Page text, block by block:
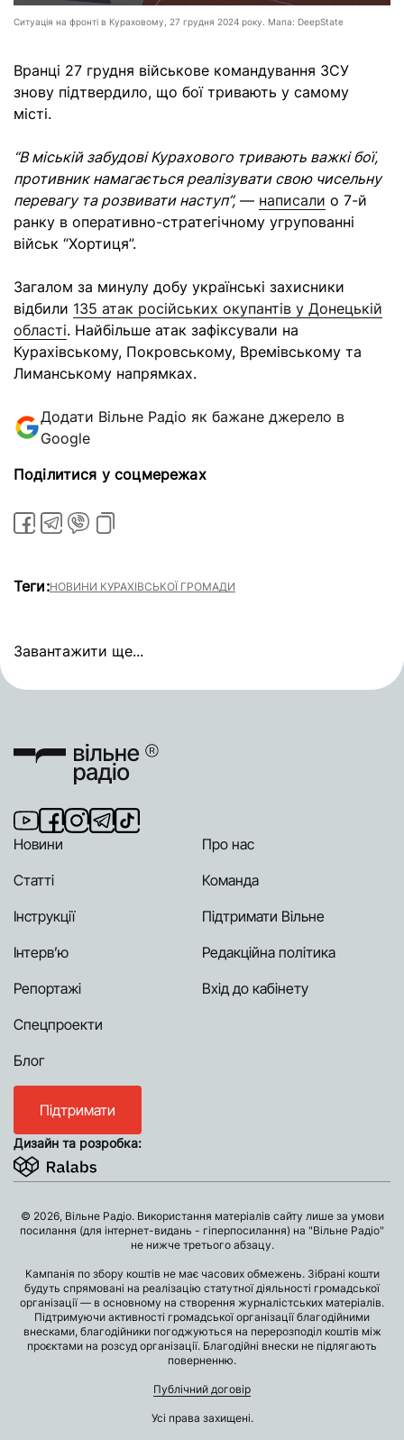
Ситуація на фронті в Кураховому, 27 грудня 2024 року. Мапа: DeepState
Вранці 27 грудня військове командування ЗСУ
знову підтвердило, що бої тривають у самому
місті.
“В міській забудові Курахового тривають важкі бої,
противник намагається реалізувати свою чисельну
перевагу та розвивати наступ”, — написали о 7-й
ранку в оперативно-стратегічному угрупованні
військ “Хортиця”.
Загалом за минулу добу українські захисники
відбили 135 атак російських окупантів у Донецькій
області. Найбільше атак зафіксували на
Курахівському, Покровському, Времівському та
Лиманському напрямках.
Додати Вільне Радіо як бажане джерело в
Google
Поділитися у соцмережах
Теги:НОВИНИ КУРАХІВСЬКОЇ ГРОМАДИ
Завантажити ще...
Новини
Статті
Інструкції
Інтерв’ю
Репортажі
Спецпроекти
Блог
Про нас
Команда
Підтримати Вільне
Редакційна політика
Вхід до кабінету
Підтримати
Дизайн та розробка:
© 2026, Вільне Радіо. Використання матеріалів сайту лише за умови
посилання (для інтернет-видань - гіперпосилання) на "Вільне Радіо"
не нижче третього абзацу.
Кампанія по збору коштів не має часових обмежень. Зібрані кошти
будуть спрямовані на реалізацію статутної діяльності громадської
організації — в основному на створення журналістських матеріалів.
Підтримуючи активності громадської організації благодійними
внесками, благодійники погоджуються на перерозподіл коштів між
проєктами на розсуд організації. Благодійні внески не підлягають
поверненню.
Публічний договір
Усі права захищені.